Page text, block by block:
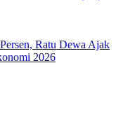
Ratu Dewa Ajak
2026